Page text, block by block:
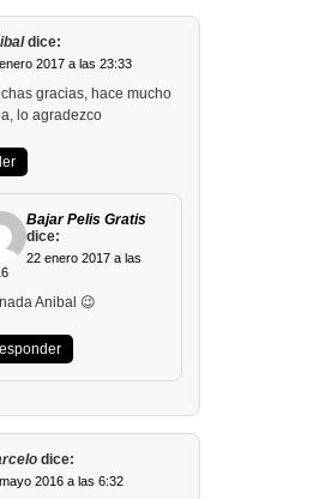
dice:
2017 a las 23:33
gracias, hace mucho
lo agradezco
Bajar Pelis Gratis
dice:
22 enero 2017 a las
Anibal 😉
dice:
2016 a las 6:32